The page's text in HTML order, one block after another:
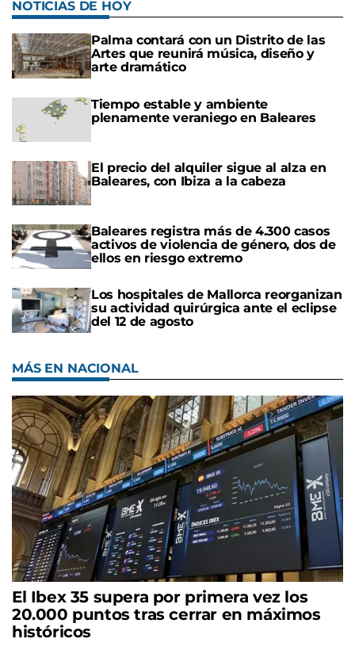
NOTICIAS DE HOY
Palma contará con un Distrito de las
Artes que reunirá música, diseño y
arte dramático
Tiempo estable y ambiente
plenamente veraniego en Baleares
El precio del alquiler sigue al alza en
Baleares, con Ibiza a la cabeza
Baleares registra más de 4.300 casos
activos de violencia de género, dos de
ellos en riesgo extremo
Los hospitales de Mallorca reorganizan
su actividad quirúrgica ante el eclipse
del 12 de agosto
MÁS EN NACIONAL
El Ibex 35 supera por primera vez los
20.000 puntos tras cerrar en máximos
históricos